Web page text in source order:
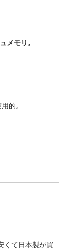
メモリ。
的。
くて日本製が買